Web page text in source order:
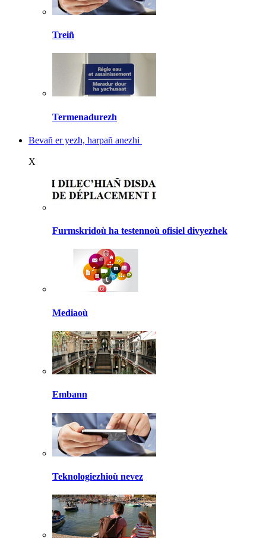
Treiñ
Termenadurezh
Bevañ er yezh, harpañ anezhi
X
Furmskridoù ha testennoù ofisiel divyezhek
Mediaoù
Embann
Teknologiezhioù nevez